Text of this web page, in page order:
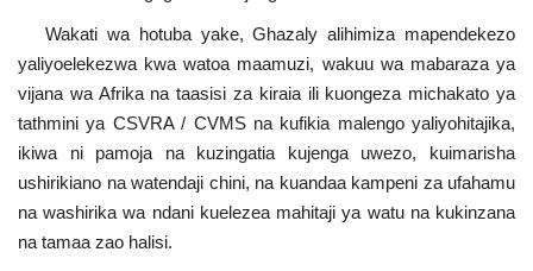
Wakati wa hotuba yake, Ghazaly alihimiza mapendekezo
yaliyoelekezwa kwa watoa maamuzi, wakuu wa mabaraza ya
vijana wa Afrika na taasisi za kiraia ili kuongeza michakato ya
tathmini ya CSVRA / CVMS na kufikia malengo yaliyohitajika,
ikiwa ni pamoja na kuzingatia kujenga uwezo, kuimarisha
ushirikiano na watendaji chini, na kuandaa kampeni za ufahamu
na washirika wa ndani kuelezea mahitaji ya watu na kukinzana
na tamaa zao halisi.